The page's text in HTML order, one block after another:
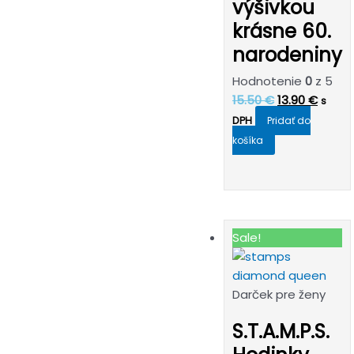
výšivkou
krásne 60.
narodeniny
Hodnotenie 0 z 5
15.50€Pôvodná
cena
bola:
13.90€ s
DPH
Pridať do
košíka
Sale!
Darček pre ženy
S.T.A.M.P.S.